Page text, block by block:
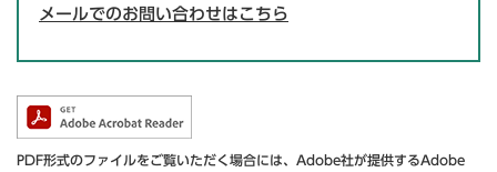
メールでのお問い合わせはこちら
PDF形式のファイルをご覧いただく場合には、Adobe社が提供するAdobe